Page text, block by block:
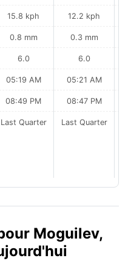
15.8 kph
0.8 mm
6.0
05:19 AM
08:49 PM
Last Quarter
12.2 kph
0.3 mm
6.0
05:21 AM
08:47 PM
Last Quarter
Moguilev,